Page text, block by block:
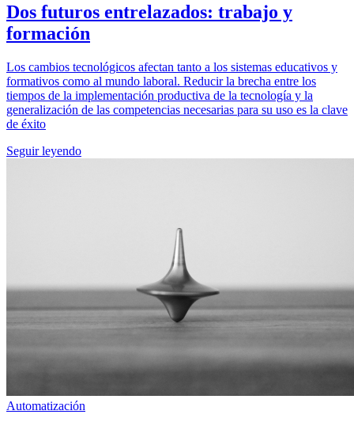
Dos futuros entrelazados: trabajo y
formación
Los cambios tecnológicos afectan tanto a los sistemas educativos y
formativos como al mundo laboral. Reducir la brecha entre los
tiempos de la implementación productiva de la tecnología y la
generalización de las competencias necesarias para su uso es la clave
de éxito
Seguir leyendo
Automatización